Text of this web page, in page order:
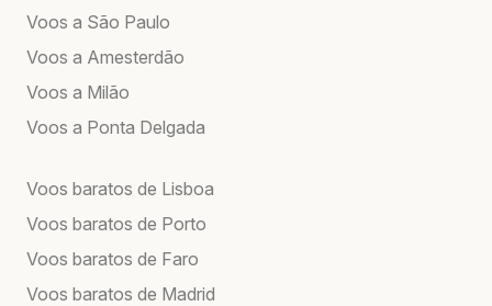
Voos a São Paulo
Voos a Amesterdão
Voos a Milão
Voos a Ponta Delgada
Voos baratos de Lisboa
Voos baratos de Porto
Voos baratos de Faro
Voos baratos de Madrid